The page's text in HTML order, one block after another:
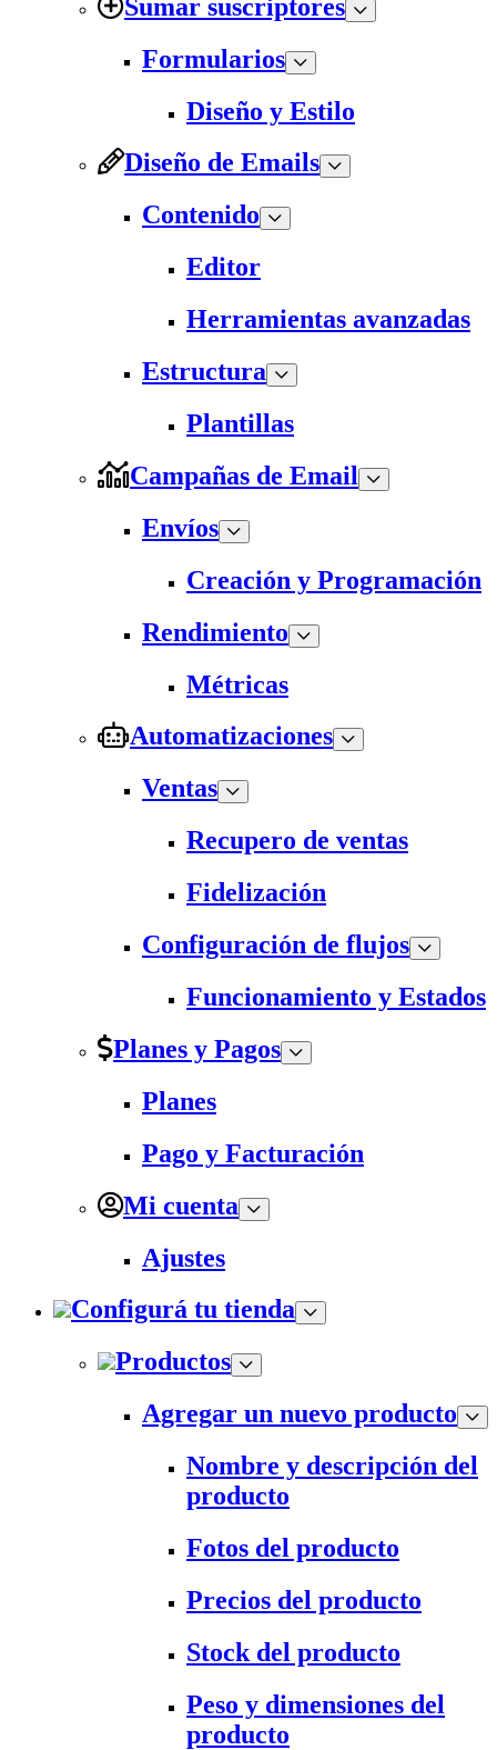
Sumar suscriptores
Formularios
Diseño y Estilo
Diseño de Emails
Contenido
Editor
Herramientas avanzadas
Estructura
Plantillas
Campañas de Email
Envíos
Creación y Programación
Rendimiento
Métricas
Automatizaciones
Ventas
Recupero de ventas
Fidelización
Configuración de flujos
Funcionamiento y Estados
Planes y Pagos
Planes
Pago y Facturación
Mi cuenta
Ajustes
Configurá tu tienda
Productos
Agregar un nuevo producto
Nombre y descripción del
producto
Fotos del producto
Precios del producto
Stock del producto
Peso y dimensiones del
producto